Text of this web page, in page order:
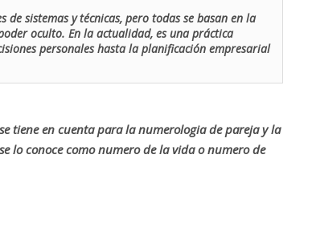
sistemas y técnicas, pero todas se basan en la
oculto. En la actualidad, es una práctica
personales hasta la planificación empresarial
tiene en cuenta para la numerologia de pareja y la
lo conoce como numero de la vida o numero de